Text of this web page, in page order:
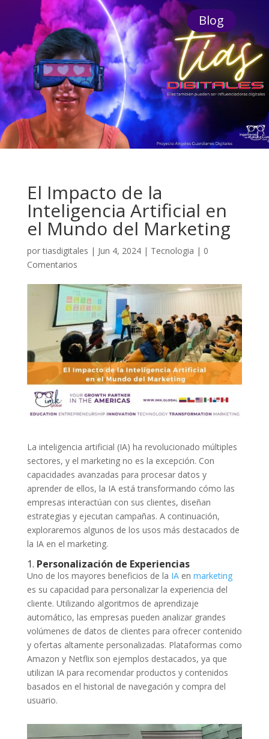
Blog
El Impacto de la
Inteligencia Artificial en
el Mundo del Marketing
portiasdigitales | Jun 4, 2024| Tecnologia | 0
Comentarios
La inteligencia artificial (IA) ha revolucionado múltiples
sectores, y el marketing no es la excepción. Con
capacidades avanzadas para procesar datos y
aprender de ellos, la IA está transformando cómo las
empresas interactúan con sus clientes, diseñan
estrategias y ejecutan campañas. A continuación,
exploraremos algunos de los usos más destacados de
la IA en el marketing.
1. Personalización de Experiencias
Uno de los mayores beneficios de la IAen marketing
es su capacidad para personalizar la experiencia del
cliente. Utilizando algoritmos de aprendizaje
automático, las empresas pueden analizar grandes
volúmenes de datos de clientes para ofrecer contenido
y ofertas altamente personalizadas. Plataformas como
Amazon y Netflix son ejemplos destacados, ya que
utilizan IA para recomendar productos y contenidos
basados en el historial de navegación y compra del
usuario.